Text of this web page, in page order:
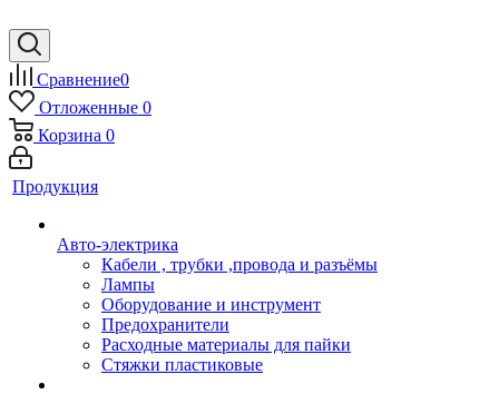
Сравнение0
Отложенные 0
Корзина 0
Продукция
Авто-электрика
Кабели , трубки ,провода и разъёмы
Лампы
Оборудование и инструмент
Предохранители
Расходные материалы для пайки
Стяжки пластиковые